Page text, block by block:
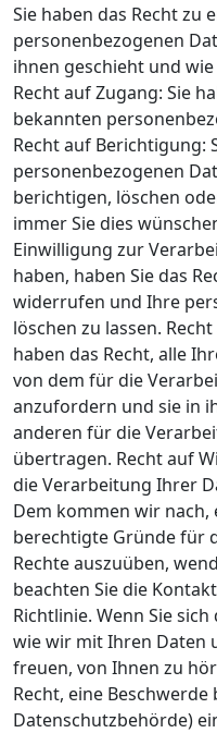
Sie haben das Recht zu
personenbezogenen
ihnen geschieht und
Recht auf Zugang: Sie
bekannten
Recht auf Berichtigung:
personenbezogenen
berichtigen, löschen
immer Sie dies
Einwilligung zur
haben, haben Sie das
widerrufen und Ihre
löschen zu lassen.
haben das Recht, alle
von dem für die
anzufordern und sie in
anderen für die
übertragen. Recht auf
die Verarbeitung Ihrer
Dem kommen wir nach,
berechtigte Gründe für
Rechte auszuüben,
beachten Sie die
Richtlinie. Wenn Sie
wie wir mit Ihren Daten
freuen, von Ihnen zu
Recht, eine
Datenschutzbehörde)